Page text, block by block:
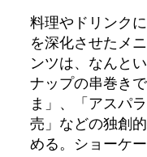
料理やドリンク
を深化させたメ
ンツは、なんと
ナップの串巻き
ま」、「アスパ
売」などの独創
める。ショーケ